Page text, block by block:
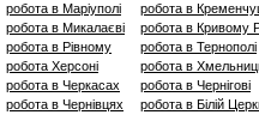
робота в Маріуполі
робота в Микалаєві
робота в Рівному
робота Херсоні
робота в Черкасах
робота в Чернівцях
робота в
робота в Кривому
робота в Тернополі
робота в
робота в Чернігові
робота в Білій